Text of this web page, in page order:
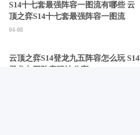
S14十七套最强阵容一图流有哪些 云
顶之弈S14十七套最强阵容一图流
04-08
云顶之弈S14登龙九五阵容怎么玩 S14
登龙九五阵容玩法分享